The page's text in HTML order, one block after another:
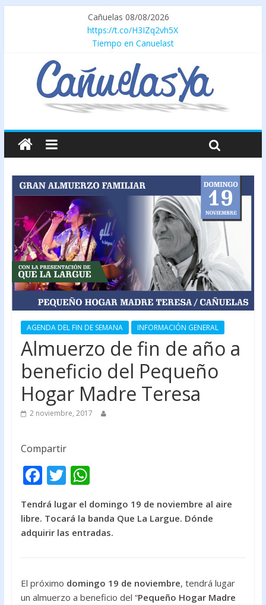
Cañuelas 08/08/2026
https://t.co/H3IZq2vh5X
Tiempo en Canuelast
AGENDA DEL FIN DE SEMANA INFORMACIÓN GENERAL
Almuerzo de fin de año a
beneficio del Pequeño
Hogar Madre Teresa
2 noviembre, 2017
Compartir
F
ac
e
b
k
T
itt
er
W
h
at
s
p
Tendrá lugar el domingo 19 de noviembre al aire
libre. Tocará la banda Que La Largue. Dónde
adquirir las entradas.
El próximo domingo 19 de noviembre, tendrá lugar
un almuerzo a beneficio del “Pequeño Hogar Madre